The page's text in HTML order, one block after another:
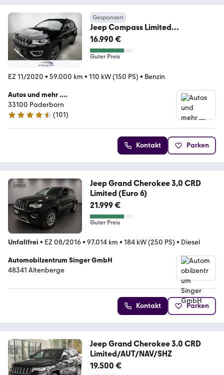
Gesponsert
Jeep Compass Limited
FWD*Automatik*Bi-
Xenon*RFK*Navi*
16.990 €
Guter Preis
EZ 11/2020 • 59.000 km • 110 kW (150 PS) • Benzin
Autos und mehr ....
33100 Paderborn
4.6 Sterne
(101)
Kontakt Parken
Jeep Grand Cherokee 3,0 CRD
Limited (Euro 6)
21.999 €
Guter Preis
Unfallfrei • EZ 08/2016• 97.014 km • 184 kW (250 PS) • Diesel
Automobilzentrum Singer GmbH
48341 Altenberge
Kontakt Parken
Jeep Grand Cherokee 3.0 CRD
Limited/AUT/NAV/SHZ
19.500 €